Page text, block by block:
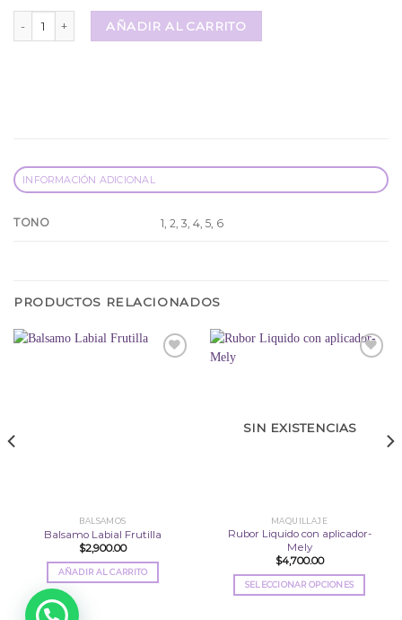
Lifter Gloss Miss Lara cantidad
AÑADIR AL CARRITO
INFORMACIÓN ADICIONAL
TONO 1, 2, 3, 4, 5, 6
PRODUCTOS RELACIONADOS
BALSAMOS
Balsamo Labial Frutilla
$2,900.00
AÑADIR AL CARRITO
SIN EXISTENCIAS
MAQUILLAJE
Rubor Liquido con aplicador-
Mely
$4,700.00
SELECCIONAR OPCIONES